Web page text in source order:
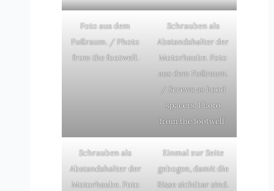
Foto aus dem
Fußraum. / Photo
from the footwell.
Schrauben als
Abstandshalter der
Motorhaube. Foto
aus dem Fußraum.
/ Screws as hood
spacers. Photo
from the footwell.
Schrauben als
Abstandshalter der
Motorhaube. Foto
Einmal zur Seite
gebogen, damit die
Risse sichtbar sind.